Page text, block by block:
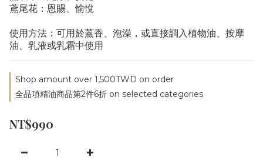
鳶尾花：恩賜、愉悅
使用方法：可用於薰香、泡澡，或直接調入植物油、按摩
油、乳液或乳霜中使用
Shop amount over 1,500TWD on order
全品項精油商品第2件6折 on selected categories
NT$990